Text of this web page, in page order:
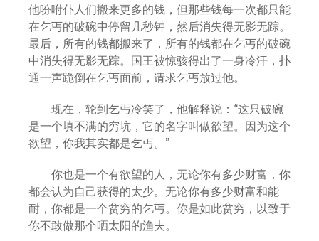
他吩咐仆人们搬来更多的钱，但那些钱每一次都只能
在乞丐的破碗中停留几秒钟，然后消失得无影无踪。
最后，所有的钱都搬来了，所有的钱都在乞丐的破碗
中消失得无影无踪。国王被惊骇得出了一身冷汗，扑
通一声跪倒在乞丐面前，请求乞丐放过他。
现在，轮到乞丐冷笑了，他解释说：“这只破碗
是一个填不满的穷坑，它的名字叫做欲望。因为这个
欲望，你我其实都是乞丐。”
你也是一个有欲望的人，无论你有多少财富，你
都会认为自己获得的太少。无论你有多少财富和能
耐，你都是一个贫穷的乞丐。你是如此贫穷，以致于
你不敢做那个晒太阳的渔夫。